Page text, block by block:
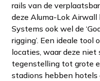
rails van de
deze Aluma-Lok Airwall
Systems ook wel de
rigging’. Een ideale
locaties, waar deze
tegenstelling tot grote
stadions hebben hotels